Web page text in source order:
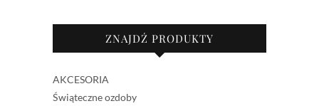
ZNAJDŹ PRODUKTY
AKCESORIA
Świąteczne ozdoby